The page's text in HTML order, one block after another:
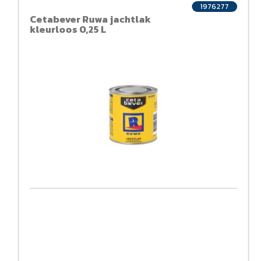
Cetabever Ruwa jachtlak
kleurloos 0,25 L
1976277